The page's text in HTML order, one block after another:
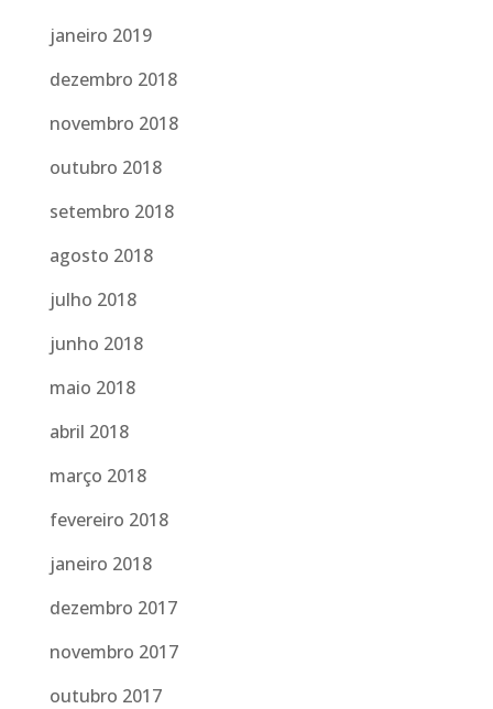
janeiro 2019
dezembro 2018
novembro 2018
outubro 2018
setembro 2018
agosto 2018
julho 2018
junho 2018
maio 2018
abril 2018
março 2018
fevereiro 2018
janeiro 2018
dezembro 2017
novembro 2017
outubro 2017